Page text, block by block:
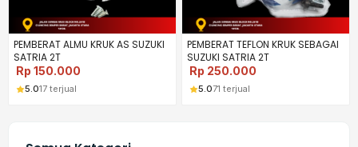
PEMBERAT ALMU KRUK AS SUZUKI
SATRIA 2T
Rp 150.000
5.017 terjual
PEMBERAT TEFLON KRUK SEBAGAI
SUZUKI SATRIA 2T
Rp 250.000
5.071 terjual